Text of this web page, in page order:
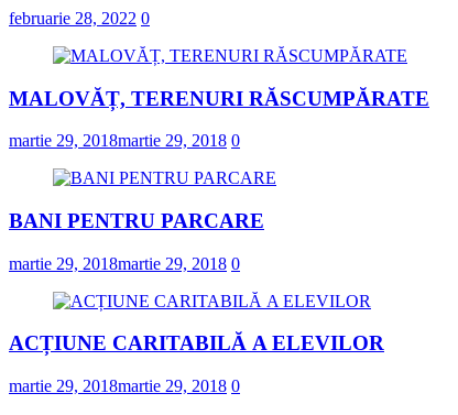
februarie 28, 2022 0
MALOVĂȚ, TERENURI RĂSCUMPĂRATE
martie 29, 2018martie 29, 2018 0
BANI PENTRU PARCARE
martie 29, 2018martie 29, 2018 0
ACȚIUNE CARITABILĂ A ELEVILOR
martie 29, 2018martie 29, 2018 0